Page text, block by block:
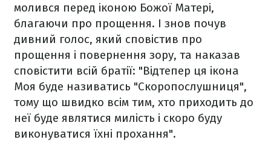
молився перед іконою Божої Матері,
благаючи про прощення. І знов почув
дивний голос, який сповістив про
прощення і повернення зору, та наказав
сповістити всій братії: "Відтепер ця ікона
Моя буде називатись "Скоропослушниця",
тому що швидко всім тим, хто приходить до
неї буде являтися милість і скоро буду
виконуватися їхні прохання".